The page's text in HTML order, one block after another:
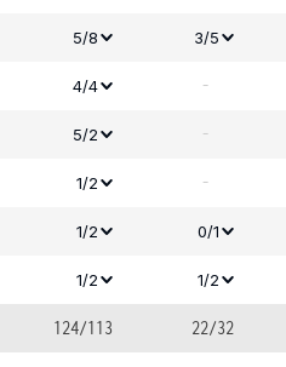
5/8 3/5
4/4 -
5/2 -
1/2 -
1/2 0/1
1/2 1/2
124/113 22/32